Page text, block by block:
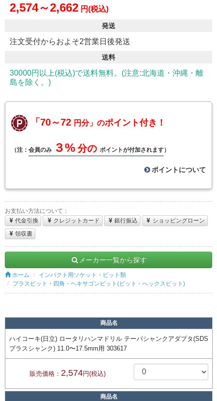
2,574～2,662 円(税込)
発送
注文受付からおよそ2営業日後発送
送料
30000円以上(税込)で送料無料。(注意:北海道・沖縄・離
島を除く。)
「70～72 円分」のポイント付き！
（注： 会員のみ ３% 分の ポイントが付加されます）
ポイントについて
お支払い方法について：
代金引換
クレジットカード 銀行振込
ショッピングローン
領収書
メーカー一覧から探す
ホーム
インパクト用ソケット・ビット類
プラスビット・四角・ヘキサゴンビット(ビット・へックスビット)
商品名
ハイコーキ(日立) ロータリハンマドリル テーパシャンクアダプタ(SDS
プラスシャンク) 11.0〜17.5mm用 303617
販売価格： 2,574円(税込)
商品名